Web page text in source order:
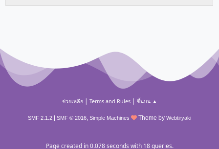
ช่วยเหลือ| Terms and Rules| ขึ้นบน ▲
SMF 2.1.2 SMF © 2016, Simple Machines Theme by Webtiryaki
Page created in 0.078 seconds with 18 queries.